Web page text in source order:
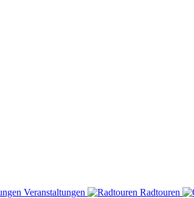
Veranstaltungen Radtouren